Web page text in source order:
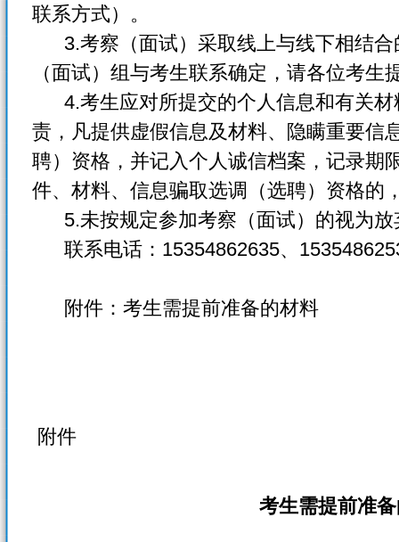
联系方式）。
3.考察（面试）采取线上与线下相结合
（面试）组与考生联系确定，请各位考
4.考生应对所提交的个人信息和有关材
责，凡提供虚假信息及材料、隐瞒重要信
聘）资格，并记入个人诚信档案，记录期
件、材料、信息骗取选调（选聘）资格的
5.未按规定参加考察（面试）的视为放
联系电话：15354862635、
附件：考生需提前准备的材料
附件
考生需提前准